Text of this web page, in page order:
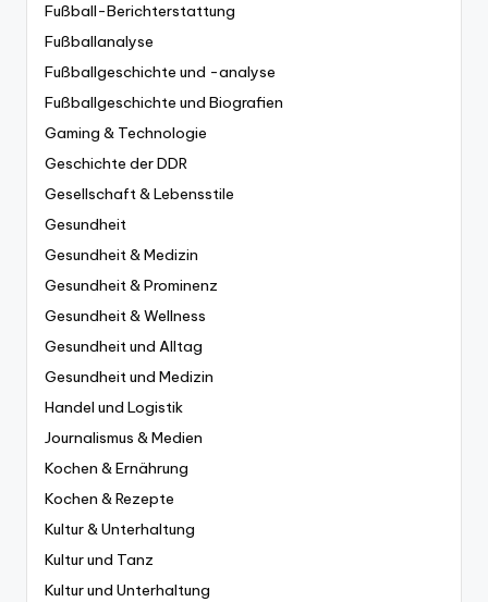
Fußball-Berichterstattung
Fußballanalyse
Fußballgeschichte und -analyse
Fußballgeschichte und Biografien
Gaming & Technologie
Geschichte der DDR
Gesellschaft & Lebensstile
Gesundheit
Gesundheit & Medizin
Gesundheit & Prominenz
Gesundheit & Wellness
Gesundheit und Alltag
Gesundheit und Medizin
Handel und Logistik
Journalismus & Medien
Kochen & Ernährung
Kochen & Rezepte
Kultur & Unterhaltung
Kultur und Tanz
Kultur und Unterhaltung